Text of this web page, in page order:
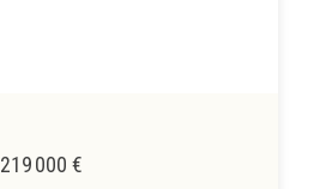
219 000 €